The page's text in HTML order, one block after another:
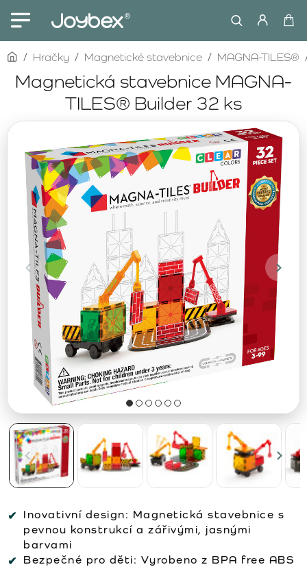
Magnetická stavebnice MAGNA-
TILES® Builder 32 ks
homeHračky Magnetické stavebnice MAGNA-TILES®
Inovativní design: Magnetická stavebnice s
pevnou konstrukcí a zářivými, jasnými
barvami
Bezpečné pro děti: Vyrobeno z BPA free ABS